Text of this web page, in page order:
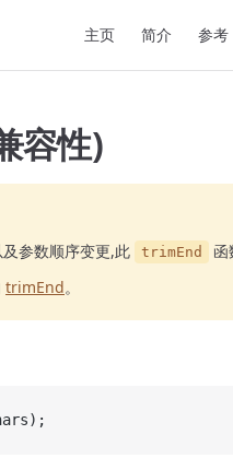
主页 简介 参考
容性)
及参数顺序变更,此 trimEnd
函
trimEnd。